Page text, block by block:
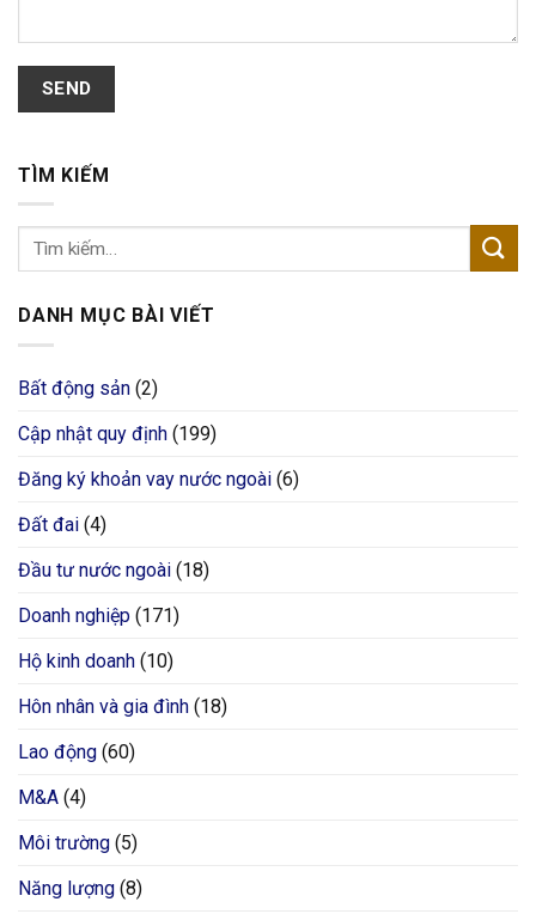
TÌM KIẾM
DANH MỤC BÀI VIẾT
Bất động sản (2)
Cập nhật quy định (199)
Đăng ký khoản vay nước ngoài (6)
Đất đai (4)
Đầu tư nước ngoài (18)
Doanh nghiệp (171)
Hộ kinh doanh (10)
Hôn nhân và gia đình (18)
Lao động (60)
M&A (4)
Môi trường (5)
Năng lượng (8)